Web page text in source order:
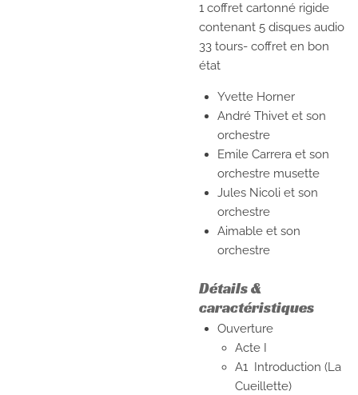
1 coffret cartonné rigide
contenant 5 disques audio
33 tours- coffret en bon
état
Yvette Horner
André Thivet et son
orchestre
Emile Carrera et son
orchestre musette
Jules Nicoli et son
orchestre
Aimable et son
orchestre
Détails &
caractéristiques
Ouverture
Acte I
A1
Introduction (La
Cueillette)